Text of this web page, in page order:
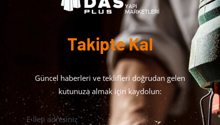
Takipte Kal
Güncel haberleri ve teklifleri doğrudan gelen
kutunuza almak için kaydolun:
E-İleti adresiniz